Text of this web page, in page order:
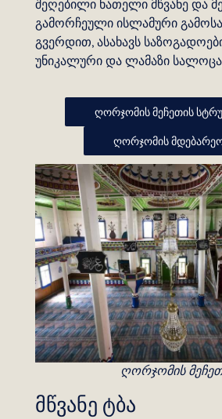
შეღებილი ნათელი მწვანე და
გამორჩეული ისლამური
გვერდით, ასახავს
უნიკალური და ლამაზი
ღორჯომის მეჩეთის
ღორჯომის
ღორჯომის
მწვანე ტბა